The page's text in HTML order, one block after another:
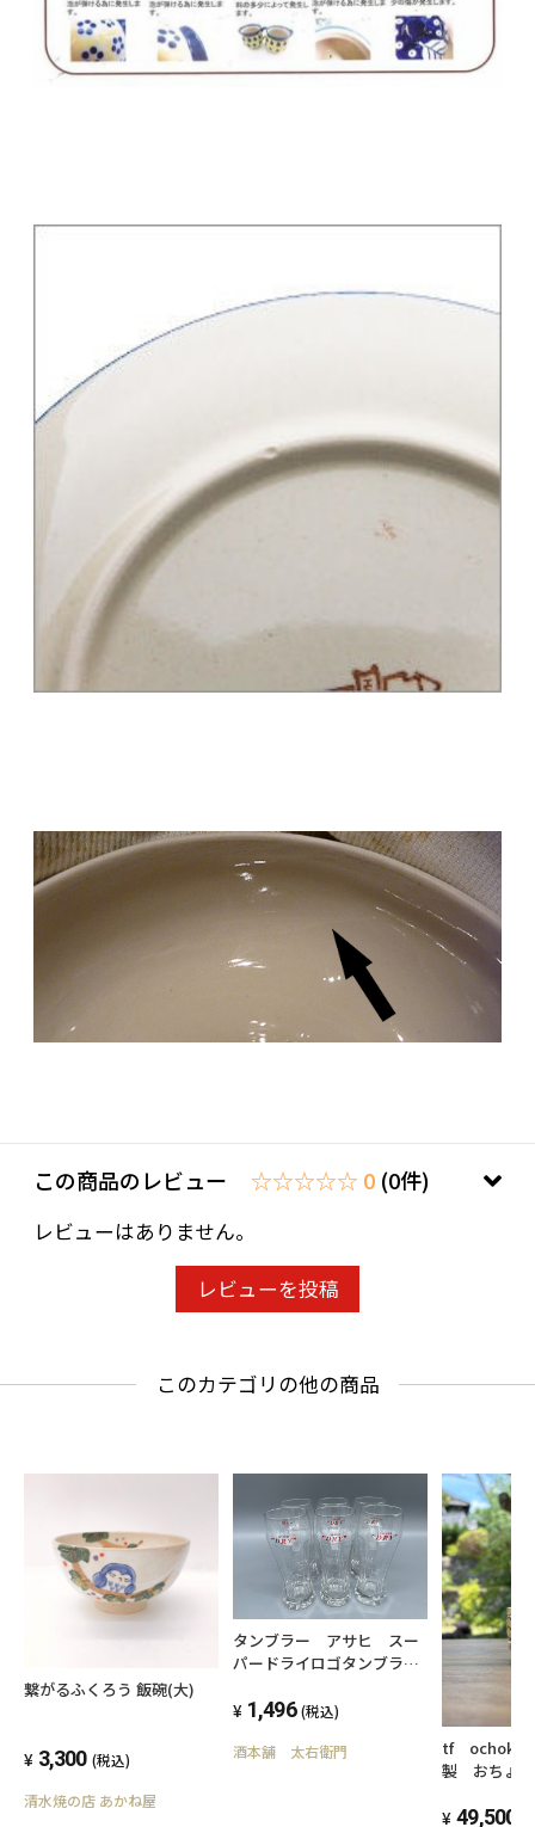
この商品のレビュー ☆☆☆☆☆ 0 (0件)
レビューはありません。
レビューを投稿
このカテゴリの他の商品
繋がるふくろう 飯碗(大)
3,300 (税込)
清水焼の店 あかね屋
タンブラー アサヒ スー
パードライロゴタンブラ
1,496 (税込)
酒本舗 太右衛門
tf ochoko
製 おちょ
49,500